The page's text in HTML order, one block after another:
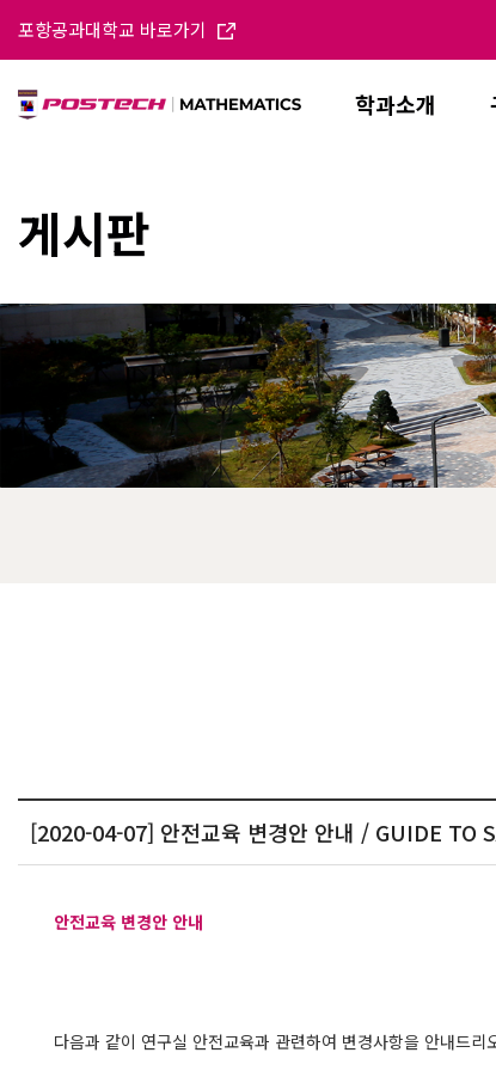
포항공과대학교 바로가기
학과소개
게시판
[2020-04-07] 안전교육 변경안 안내 / GUIDE TO
안전교육 변경안 안내
다음과 같이 연구실 안전교육과 관련하여 변경사항을 안내드